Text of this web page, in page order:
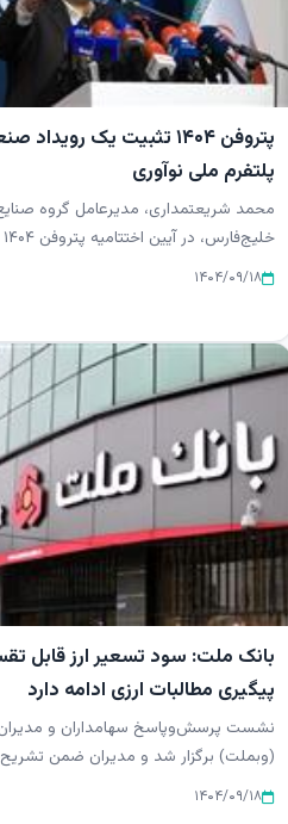
پتروفن ۱۴۰۴ تثبیت یک
پلتفرم ملی نوآوری
محمد شریعتمداری، مدیرعامل گروه
رویداد دیگر یک بر...
۱۴۰۴/۰۹/۱۸
بانک ملت: سود تسعیر ارز قابل
پیگیری مطالبات ارزی ادامه دارد
نشست پرسش‌وپاسخ سهامداران و
(وبملت) برگزار شد و مدیران ضمن تشریح
بودن سود نقدی نسبت به بر...
۱۴۰۴/۰۹/۱۸